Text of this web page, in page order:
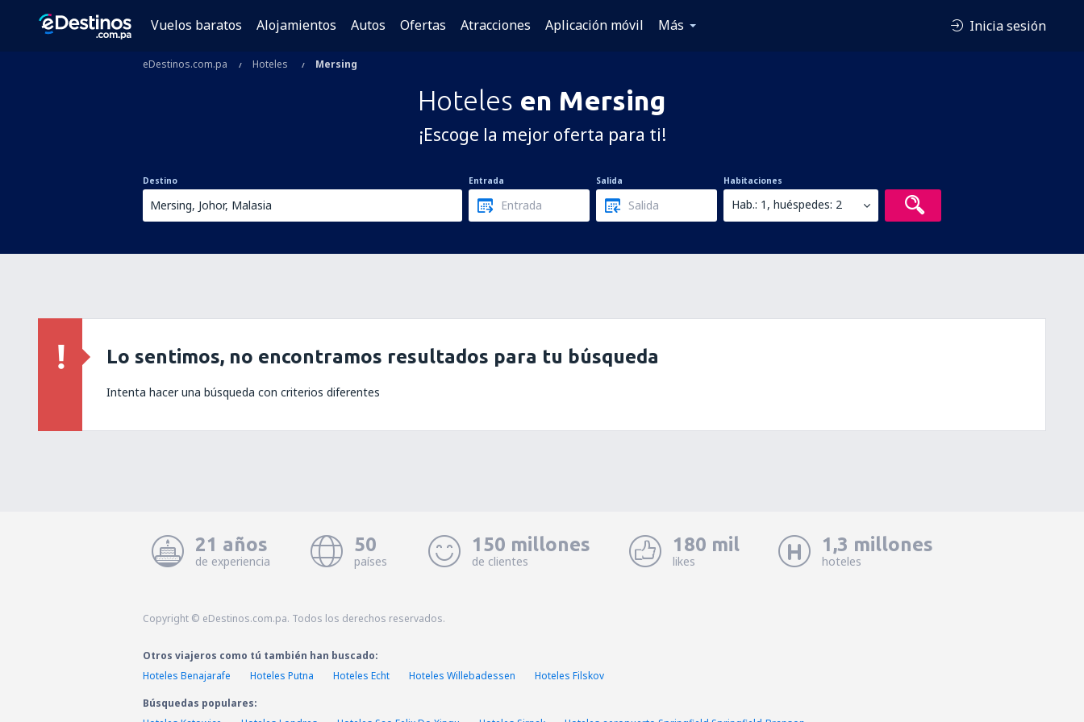
Vuelos baratos Alojamientos Autos Ofertas Atracciones Aplicación móvil Más Inicia sesión
eDestinos.com.pa Hoteles Mersing
Hoteles en Mersing
¡Escoge la mejor oferta para ti!
Destino Entrada Salida Habitaciones
Hab.: 1, huéspedes: 2
Lo sentimos, no encontramos resultados para tu búsqueda
Intenta hacer una búsqueda con criterios diferentes
21 años
de experiencia
50
países
150 millones
de clientes
180 mil
likes
1,3 millones
hoteles
Copyright © eDestinos.com.pa. Todos los derechos reservados.
Otros viajeros como tú también han buscado:
Hoteles Benajarafe
Hoteles Putna Hoteles Echt Hoteles Willebadessen
Hoteles Filskov
Búsquedas populares: